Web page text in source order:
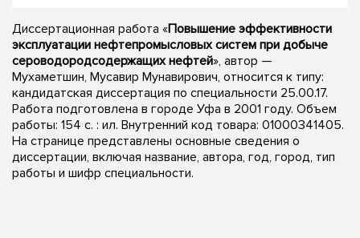
Диссертационная работа «Повышение эффективности
эксплуатации нефтепромысловых систем при добыче
сероводородсодержащих нефтей», автор —
Мухаметшин, Мусавир Мунавирович, относится к типу:
кандидатская диссертация по специальности 25.00.17.
Работа подготовлена в городе Уфа в 2001 году. Объем
работы: 154 с. : ил. Внутренний код товара: 01000341405.
На странице представлены основные сведения о
диссертации, включая название, автора, год, город, тип
работы и шифр специальности.